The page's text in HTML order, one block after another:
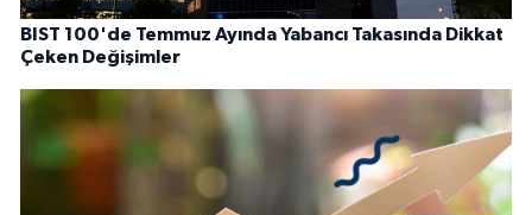
BIST 100'de Temmuz Ayında Yabancı Takasında Dikkat
Çeken Değişimler